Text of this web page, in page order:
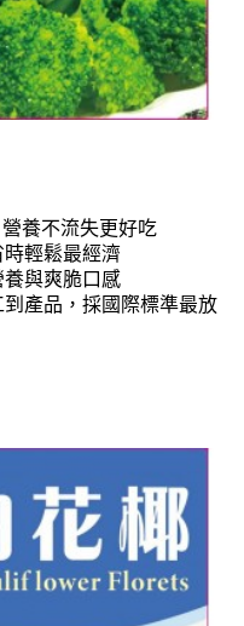
養不流失更好吃
輕鬆最經濟
與爽脆口感
產品，採國際標準最放